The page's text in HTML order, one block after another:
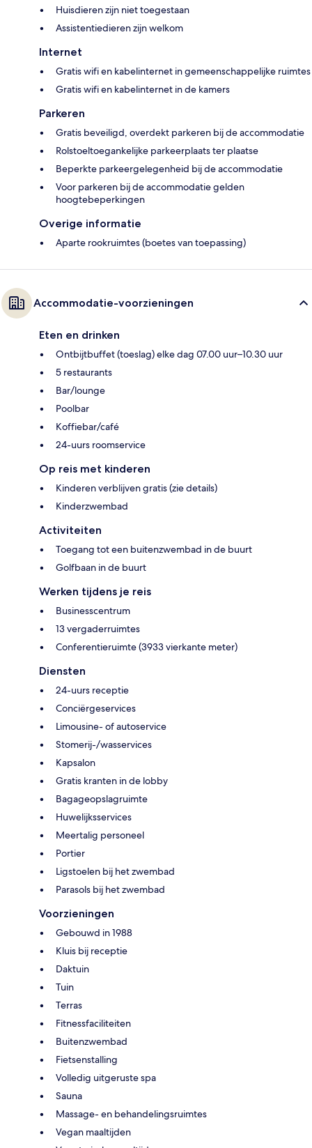
Huisdieren zijn niet toegestaan
Assistentiedieren zijn welkom
Internet
Gratis wifi en kabelinternet in gemeenschappelijke ruimtes
Gratis wifi en kabelinternet in de kamers
Parkeren
Gratis beveiligd, overdekt parkeren bij de accommodatie
Rolstoeltoegankelijke parkeerplaats ter plaatse
Beperkte parkeergelegenheid bij de accommodatie
Voor parkeren bij de accommodatie gelden
hoogtebeperkingen
Overige informatie
Aparte rookruimtes (boetes van toepassing)
Accommodatie-voorzieningen
Eten en drinken
Ontbijtbuffet (toeslag) elke dag 07.00 uur–10.30 uur
5 restaurants
Bar/lounge
Poolbar
Koffiebar/café
24-uurs roomservice
Op reis met kinderen
Kinderen verblijven gratis (zie details)
Kinderzwembad
Activiteiten
Toegang tot een buitenzwembad in de buurt
Golfbaan in de buurt
Werken tijdens je reis
Businesscentrum
13 vergaderruimtes
Conferentieruimte (3933 vierkante meter)
Diensten
24-uurs receptie
Conciërgeservices
Limousine- of autoservice
Stomerij-/wasservices
Kapsalon
Gratis kranten in de lobby
Bagageopslagruimte
Huwelijksservices
Meertalig personeel
Portier
Ligstoelen bij het zwembad
Parasols bij het zwembad
Voorzieningen
Gebouwd in 1988
Kluis bij receptie
Daktuin
Tuin
Terras
Fitnessfaciliteiten
Buitenzwembad
Fietsenstalling
Volledig uitgeruste spa
Sauna
Massage- en behandelingsruimtes
Vegan maaltijden